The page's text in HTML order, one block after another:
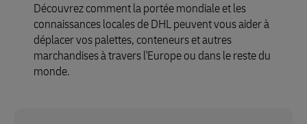
Découvrez comment la portée mondiale et les
connaissances locales de DHL peuvent vous aider à
déplacer vos palettes, conteneurs et autres
marchandises à travers l'Europe ou dans le reste du
monde.